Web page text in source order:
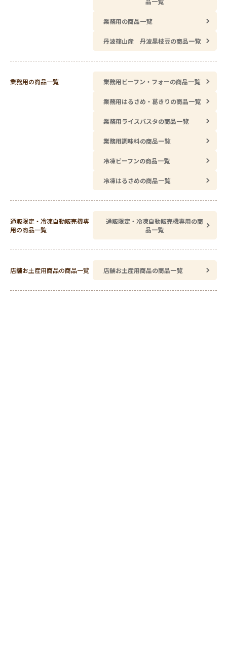
業務用の商品一覧
丹波篠山産 丹波黒枝豆の商品一覧
業務用の商品一覧 業務用ビーフン・フォーの商品一覧
業務用はるさめ・葛きりの商品一覧
業務用ライスパスタの商品一覧
業務用調味料の商品一覧
冷凍ビーフンの商品一覧
冷凍はるさめの商品一覧
通販限定・冷凍自動販売機専
用の商品一覧
通販限定・冷凍自動販売機専用の商
品一覧
店舗お土産用商品の商品一覧 店舗お土産用商品の商品一覧